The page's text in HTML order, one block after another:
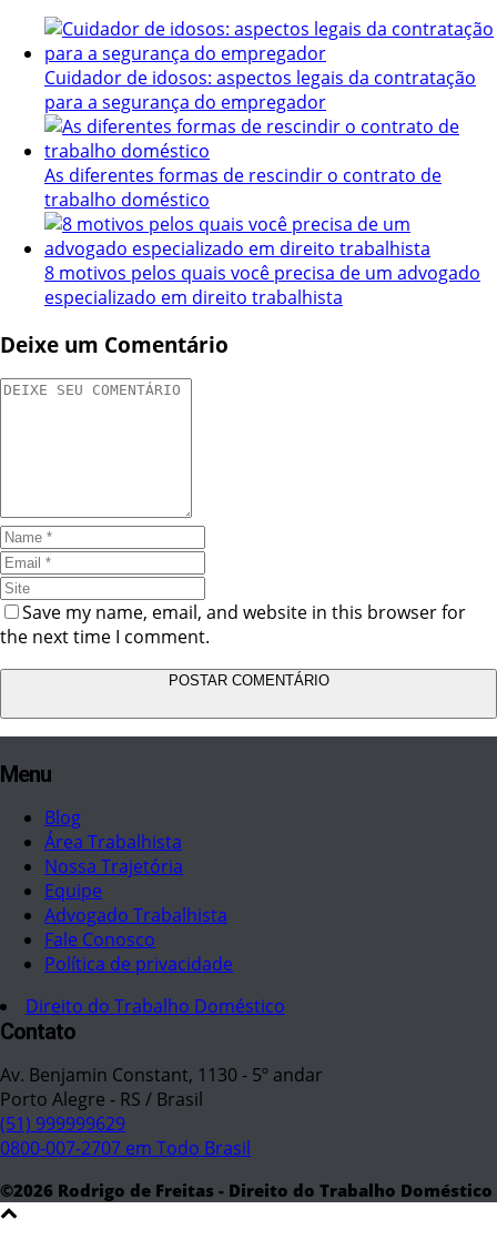
Cuidador de idosos: aspectos legais da contratação
para a segurança do empregador
As diferentes formas de rescindir o contrato de
trabalho doméstico
8 motivos pelos quais você precisa de um advogado
especializado em direito trabalhista
Deixe um Comentário
Save my name, email, and website in this browser for
the next time I comment.
Menu
Blog
Área Trabalhista
Nossa Trajetória
Equipe
Advogado Trabalhista
Fale Conosco
Política de privacidade
Direito do Trabalho Doméstico
Contato
Av. Benjamin Constant, 1130 - 5º andar
Porto Alegre - RS / Brasil
(51) 999999629
0800-007-2707 em Todo Brasil
©2026 Rodrigo de Freitas - Direito do Trabalho Doméstico